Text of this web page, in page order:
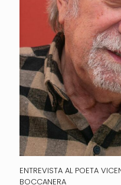
ENTREVISTA AL POETA
BOCCANERA